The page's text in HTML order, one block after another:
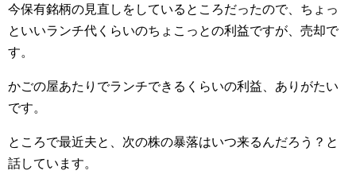
今保有銘柄の見直しをしているところだったので、ちょっ
といいランチ代くらいのちょこっとの利益ですが、売却で
す。
かごの屋あたりでランチできるくらいの利益、ありがたい
です。
ところで最近夫と、次の株の暴落はいつ来るんだろう？と
話しています。